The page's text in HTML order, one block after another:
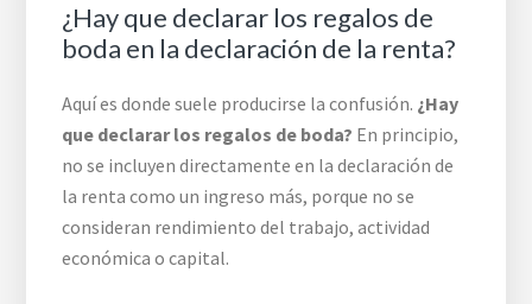
¿Hay que declarar los regalos de
boda en la declaración de la renta?
Aquí es donde suele producirse la confusión. ¿Hay
que declarar los regalos de boda? En principio,
no se incluyen directamente en la declaración de
la renta como un ingreso más, porque no se
consideran rendimiento del trabajo, actividad
económica o capital.